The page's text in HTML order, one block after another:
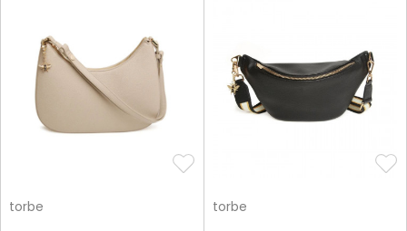
torbe torbe